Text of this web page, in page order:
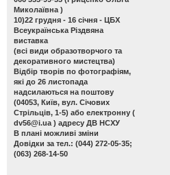
Миколаївна )
10)22 грудня - 16 січня - ЦБХ
Всеукраїнська Різдвяна
виставка
(всі види образотворчого та
декоративного мистецтва)
Відбір творів по фотографіям,
які до 26 листопада
надсилаються на поштову
(04053, Київ, вул. Січових
Стрільців, 1-5) або електронну (
dv56@i.ua ) адресу ДВ НСХУ
В плані можливі зміни
Довідки за тел.: (044) 272-05-35;
(063) 268-14-50